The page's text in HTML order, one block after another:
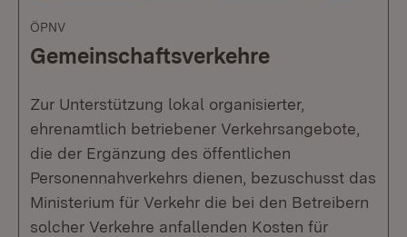
ÖPNV
Gemeinschaftsverkehre
Zur Unterstützung lokal organisierter,
ehrenamtlich betriebener Verkehrsangebote,
die der Ergänzung des öffentlichen
Personennahverkehrs dienen, bezuschusst das
Ministerium für Verkehr die bei den Betreibern
solcher Verkehre anfallenden Kosten für